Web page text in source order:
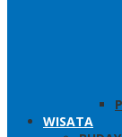
WISATA